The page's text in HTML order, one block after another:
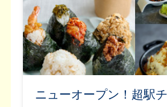
ニューオープン！超駅